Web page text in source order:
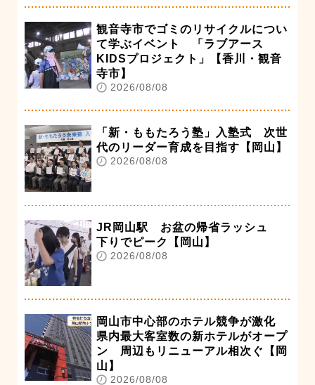
観音寺市でゴミのリサイクルについ
て学ぶイベント 「ラブアース
KIDSプロジェクト」【香川・観音
寺市】
2026/08/08
「新・ももたろう塾」入塾式 次世
代のリーダー育成を目指す【岡山】
2026/08/08
JR岡山駅 お盆の帰省ラッシュ
下りでピーク【岡山】
2026/08/08
岡山市中心部のホテル競争が激化
県内最大客室数の新ホテルがオープ
ン 周辺もリニューアル相次ぐ【岡
山】
2026/08/08